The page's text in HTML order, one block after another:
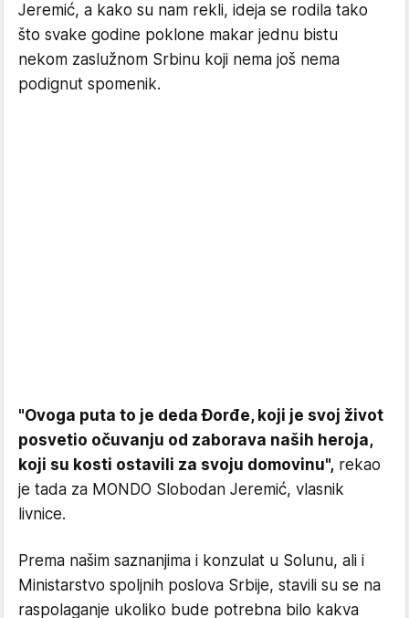
Jeremić, a kako su nam rekli, ideja se rodila tako
što svake godine poklone makar jednu bistu
nekom zaslužnom Srbinu koji nema još nema
podignut spomenik.
"Ovoga puta to je deda Đorđe, koji je svoj život
posvetio očuvanju od zaborava naših heroja,
koji su kosti ostavili za svoju domovinu", rekao
je tada za MONDO Slobodan Jeremić, vlasnik
livnice.
Prema našim saznanjima i konzulat u Solunu, ali i
Ministarstvo spoljnih poslova Srbije, stavili su se na
raspolaganje ukoliko bude potrebna bilo kakva